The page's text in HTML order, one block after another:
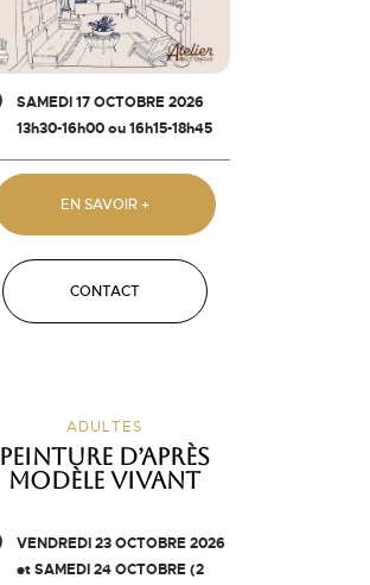
SAMEDI 17 OCTOBRE 2026
13h30-16h00 ou 16h15-18h45
EN SAVOIR +
CONTACT
ADULTES
Peinture d’après
modèle vivant
VENDREDI 23 OCTOBRE 2026
et SAMEDI 24 OCTOBRE (2